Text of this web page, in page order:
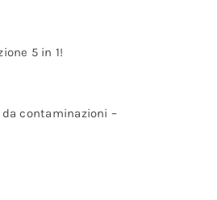
5 in 1!
contaminazioni –